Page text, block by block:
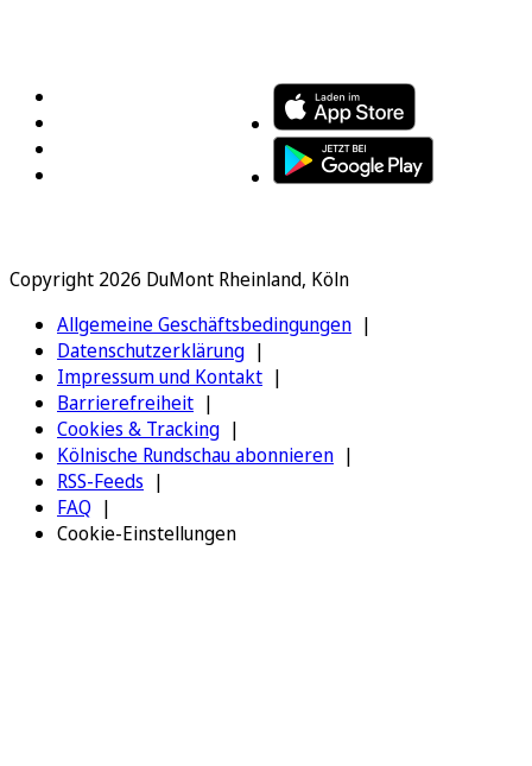
Copyright 2026 DuMont Rheinland, Köln
Allgemeine Geschäftsbedingungen
Datenschutzerklärung
Impressum und Kontakt
Barrierefreiheit
Cookies & Tracking
Kölnische Rundschau abonnieren
RSS-Feeds
FAQ
Cookie-Einstellungen